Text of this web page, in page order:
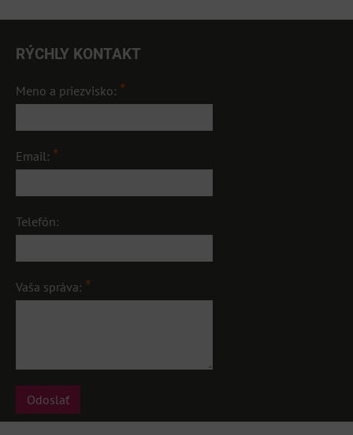
RÝCHLY KONTAKT
Meno a priezvisko: *
Email: *
Telefón:
Vaša správa: *
Odoslať